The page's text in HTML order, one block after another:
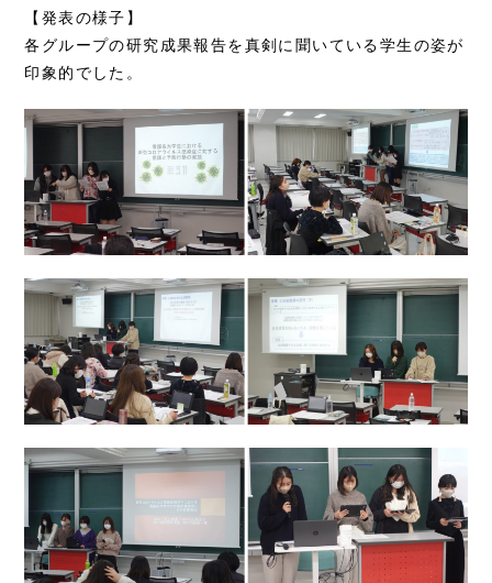
【発表の様子】
各グループの研究成果報告を真剣に聞いている学生の姿が
印象的でした。